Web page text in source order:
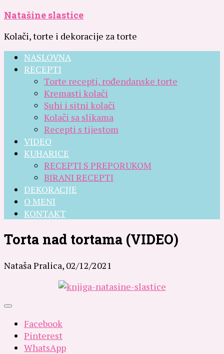
Natašine slastice
Kolači, torte i dekoracije za torte
NASLOVNA
RECEPTI
Torte recepti, rođendanske torte
Kremasti kolači
Suhi i sitni kolači
Kolači sa slikama
Recepti s tijestom
VIDEO
KUHARICE
RECEPTI S PREPORUKOM
BIRANI RECEPTI
DEKORACIJE
O MENI
KONTAKT
Torta nad tortama (VIDEO)
Nataša Pralica, 02/12/2021
Facebook
Pinterest
WhatsApp